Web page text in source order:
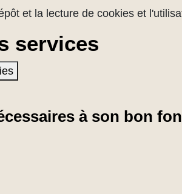
et la lecture de cookies et
services
à son bon